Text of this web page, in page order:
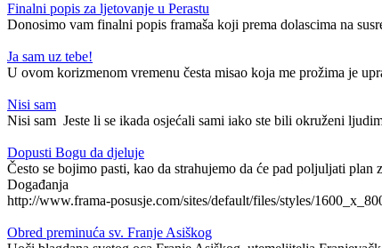
Finalni popis za ljetovanje u Perastu
Donosimo vam finalni popis framaša koji prema dolascima na
Ja sam uz tebe!
U ovom korizmenom vremenu česta misao koja me prožima je
Nisi sam
Nisi sam Jeste li se ikada osjećali sami iako ste bili okruženi
Dopusti Bogu da djeluje
Često se bojimo pasti, kao da strahujemo da će pad poljuljati plan
Događanja
http://www.frama-posusje.com/sites/default/files/styles/
Obred preminuća sv. Franje Asiškog